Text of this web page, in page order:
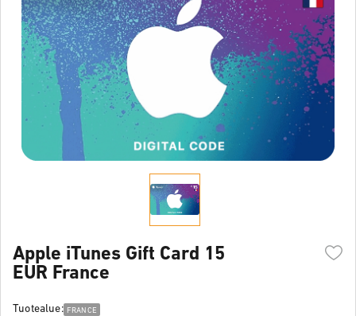
Apple iTunes Gift Card 15
EUR France
Tuotealue: FRANCE